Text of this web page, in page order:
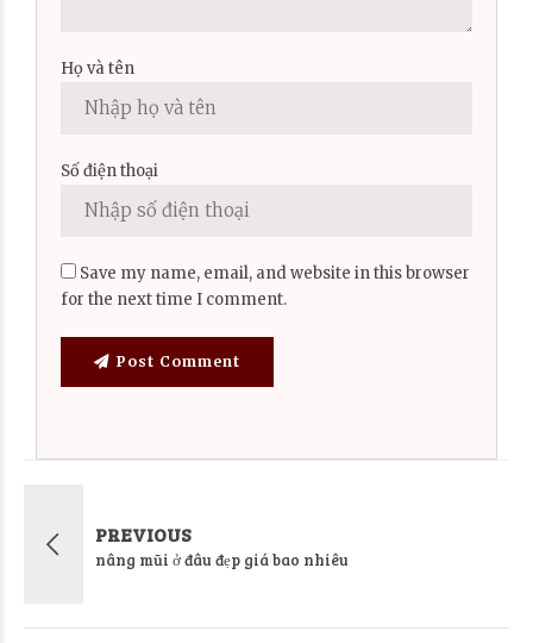
Họ và tên
Số điện thoại
Save my name, email, and website in this browser
for the next time I comment.
Post Comment
PREVIOUS
nâng mũi ở đâu đẹp giá bao nhiêu